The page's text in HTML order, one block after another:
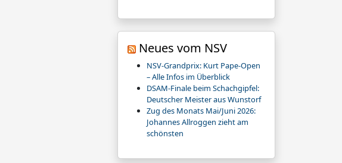
Neues vom NSV
NSV-Grandprix: Kurt Pape-Open
– Alle Infos im Überblick
DSAM-Finale beim Schachgipfel:
Deutscher Meister aus Wunstorf
Zug des Monats Mai/Juni 2026:
Johannes Allroggen zieht am
schönsten